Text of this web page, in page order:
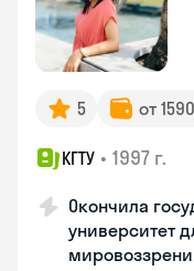
5 от
КГТУ • 1997 г.
Окончила
университет